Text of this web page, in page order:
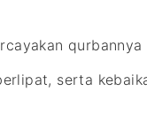
serta